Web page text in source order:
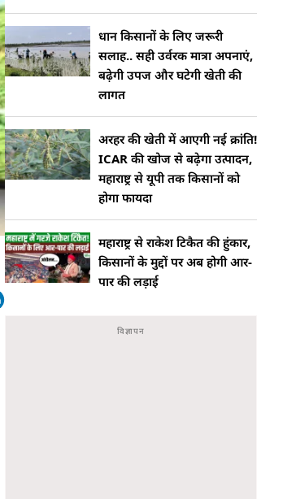
धान किसानों के लिए जरूरी
सलाह.. सही उर्वरक मात्रा अपनाएं,
बढ़ेगी उपज और घटेगी खेती की
लागत
अरहर की खेती में आएगी नई क्रांति!
ICAR की खोज से बढ़ेगा उत्पादन,
महाराष्ट्र से यूपी तक किसानों को
होगा फायदा
महाराष्ट्र से राकेश टिकैत की हुंकार,
किसानों के मुद्दों पर अब होगी आर-
पार की लड़ाई